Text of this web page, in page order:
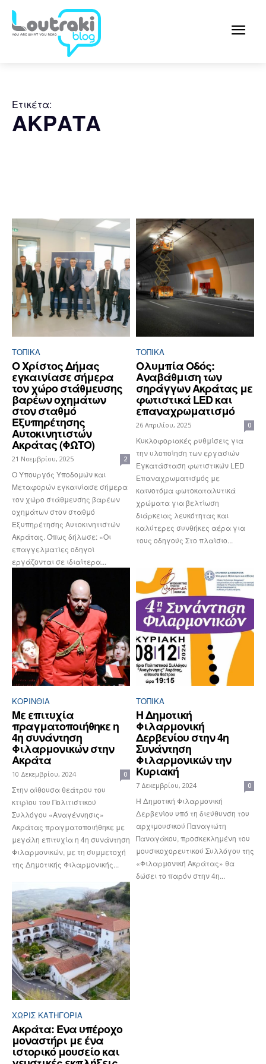
Ετικέτα:
ΑΚΡΑΤΑ
ΤΟΠΙΚΑ
Ο Χρίστος Δήμας
εγκαινίασε σήμερα
τον χώρο στάθμευσης
βαρέων οχημάτων
στον σταθμό
Εξυπηρέτησης
Αυτοκινητιστών
Ακράτας (ΦΩΤΟ)
21 Νοεμβρίου, 2025 2
Ο Υπουργός Υποδομών και
Μεταφορών εγκαινίασε σήμερα
τον χώρο στάθμευσης βαρέων
οχημάτων στον σταθμό
Εξυπηρέτησης Αυτοκινητιστών
Ακράτας. Όπως δήλωσε: «Οι
επαγγελματίες οδηγοί
εργάζονται σε ιδιαίτερα...
ΤΟΠΙΚΑ
Ολυμπία Οδός:
Αναβάθμιση των
σηράγγων Ακράτας με
φωτιστικά LED και
επαναχρωματισμό
26 Απριλίου, 2025 0
Κυκλοφοριακές ρυθμίσεις για
την υλοποίηση των εργασιών
Εγκατάσταση φωτιστικών LED
Επαναχρωματισμός με
καινοτόμα φωτοκαταλυτικά
χρώματα για βελτίωση
διάρκειας λευκότητας και
καλύτερες συνθήκες αέρα για
τους οδηγούς Στο πλαίσιο...
ΚΟΡΙΝΘΊΑ
Με επιτυχία
πραγματοποιήθηκε η
4η συνάντηση
Φιλαρμονικών στην
Ακράτα
10 Δεκεμβρίου, 2024 0
Στην αίθουσα θεάτρου του
κτιρίου του Πολιτιστικού
Συλλόγου «Αναγέννησις»
Ακράτας πραγματοποιήθηκε με
μεγάλη επιτυχία η 4η συνάντηση
Φιλαρμονικών, με τη συμμετοχή
της Δημοτικής Φιλαρμονικής...
ΤΟΠΙΚΑ
Η Δημοτική
Φιλαρμονική
Δερβενίου στην 4η
Συνάντηση
Φιλαρμονικών την
Κυριακή
7 Δεκεμβρίου, 2024 0
Η Δημοτική Φιλαρμονική
Δερβενίου υπό τη διεύθυνση του
αρχιμουσικού Παναγιώτη
Παναγάκου, προσκεκλημένη του
μουσικοχορευτικού Συλλόγου της
«Φιλαρμονική Ακράτας» θα
δώσει το παρόν στην 4η...
ΧΩΡΊΣ ΚΑΤΗΓΟΡΊΑ
Ακράτα: Ένα υπέροχο
μοναστήρι με ένα
ιστορικό μουσείο και